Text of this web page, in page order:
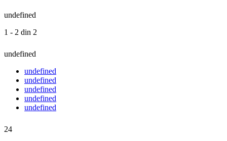
undefined
1 - 2 din 2
undefined
undefined
undefined
undefined
undefined
undefined
24